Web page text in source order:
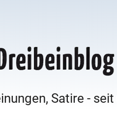
Satire -